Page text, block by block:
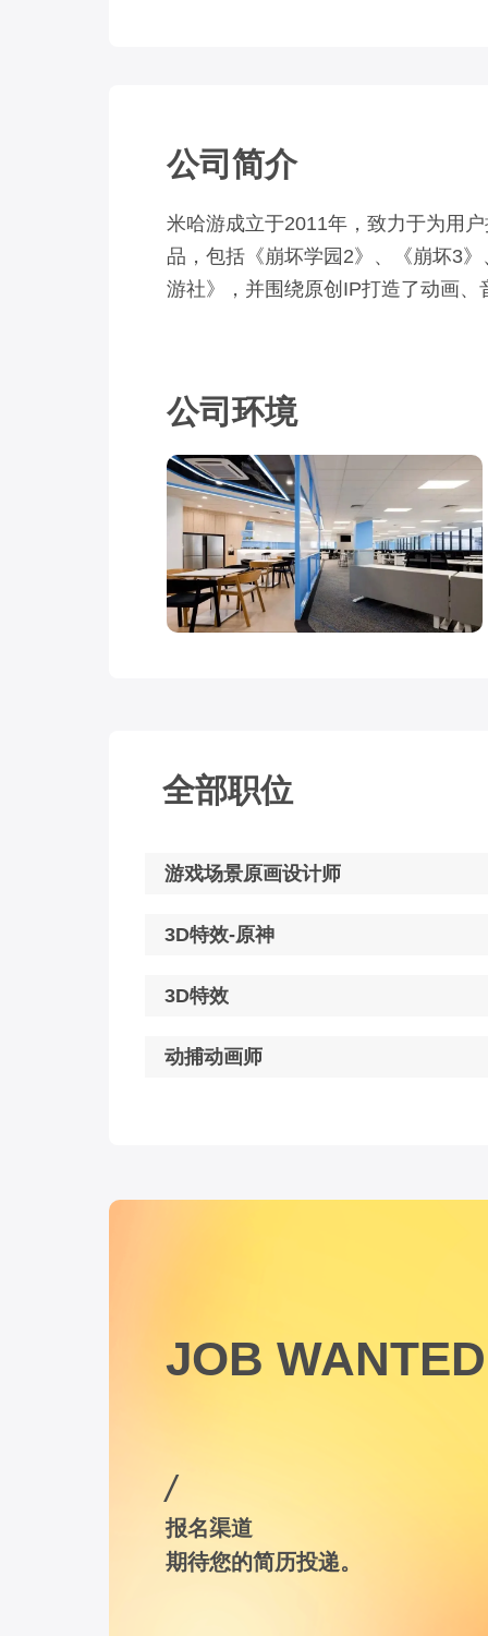
公司简介
米哈游成立于2011年，致力于为用
品，包括《崩坏学园2》、《崩坏3
游社》，并围绕原创IP打造了动画
公司环境
全部职位
游戏场景原画设计师
3D特效-原神
3D特效
动捕动画师
JOB WANTED
/
报名渠道
期待您的简历投递。